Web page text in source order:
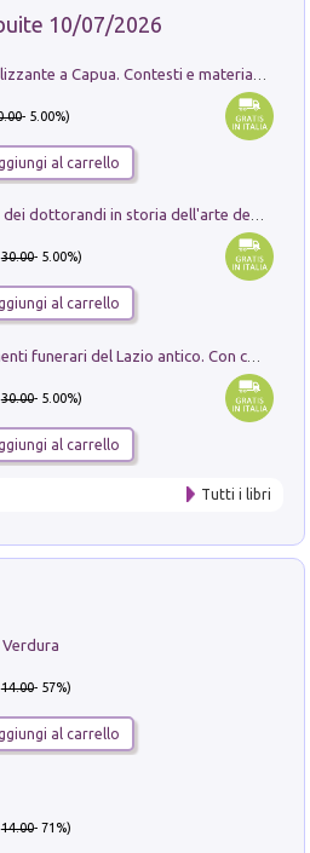
10/07/2026
- 5.00%)
al carrello
Ricerche dei dottorandi in storia dell'arte della Sapienza
30.00- 5.00%)
al carrello
I monumenti funerari del Lazio antico. Con cartella con tavole
30.00- 5.00%)
al carrello
Tutti i libri
14.00- 57%)
al carrello
14.00- 71%)